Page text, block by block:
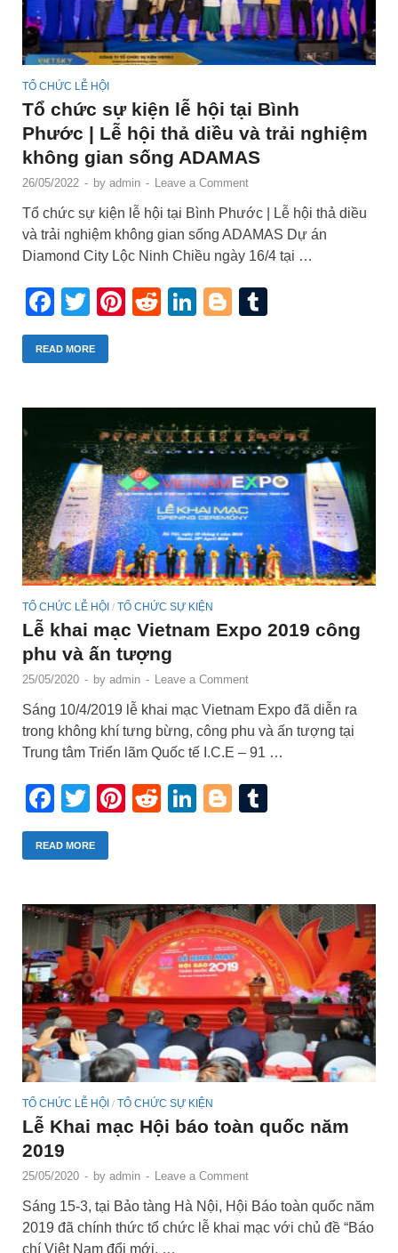
TỔ CHỨC LỄ HỘI
Tổ chức sự kiện lễ hội tại Bình
Phước | Lễ hội thả diều và trải nghiệm
không gian sống ADAMAS
26/05/2022 - by admin - Leave a Comment
Tổ chức sự kiện lễ hội tại Bình Phước | Lễ hội thả diều
và trải nghiệm không gian sống ADAMAS Dự án
Diamond City Lộc Ninh Chiều ngày 16/4 tại …
Facebook
Twitter
Pinterest
RedditLinkedIn
Blogger
READ MORE
TỔ CHỨC LỄ HỘI / TỔ CHỨC SỰ KIỆN
Lễ khai mạc Vietnam Expo 2019 công
phu và ấn tượng
25/05/2020 - by admin - Leave a Comment
Sáng 10/4/2019 lễ khai mạc Vietnam Expo đã diễn ra
trong không khí tưng bừng, công phu và ấn tượng tại
Trung tâm Triển lãm Quốc tế I.C.E – 91 …
Facebook
Twitter
Pinterest
RedditLinkedIn
Blogger
READ MORE
TỔ CHỨC LỄ HỘI / TỔ CHỨC SỰ KIỆN
Lễ Khai mạc Hội báo toàn quốc năm
2019
25/05/2020 - by admin - Leave a Comment
Sáng 15-3, tại Bảo tàng Hà Nội, Hội Báo toàn quốc năm
2019 đã chính thức tổ chức lễ khai mạc với chủ đề “Báo
chí Việt Nam đổi mới, …